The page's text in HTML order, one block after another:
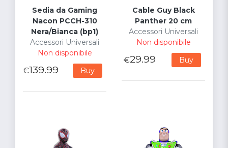
Sedia da Gaming
Nacon PCCH-310
Nera/Bianca (bp1)
Accessori Universali
Non disponibile
€139.99 Buy
Cable Guy Black
Panther 20 cm
Accessori Universali
Non disponibile
€29.99 Buy